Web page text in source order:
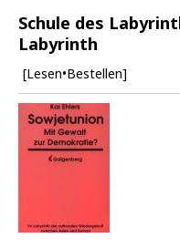
Schule des
Labyrinth
[Lesen•Bestellen]